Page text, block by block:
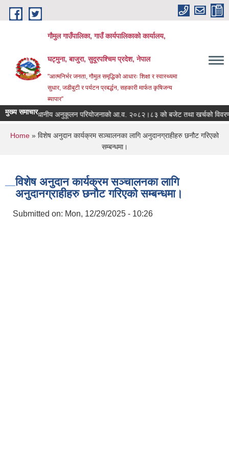
Skip to main content
गौमुल गाउँपालिका, गाउँ कार्यपालिकाको कार्यालय,
घट्मुना, बाजुरा, सुदूरपश्चिम प्रदेश, नेपाल
"आत्मनिर्भर जनता, गौमुल समृद्धिको आधारः शिक्षा र स्वास्थ्यमा
सुधार, जडीबुटी र पर्यटन प्रबर्द्धन, सहकारी मार्फत कृषिजन्य
ब्यापार”
मुख्य समाचार
परिवर्तन स्थानीय अनुकूलन परियोजनाको आ.व. २०८२।८३ को बजेट तथा खर्चको विवरण
You are here
Home » विशेष अनुदान कार्यक्रम सञ्चालनका लागि अनुदानग्राहीहरु छनौट गरिएको
सम्बन्धमा।
विशेष अनुदान कार्यक्रम सञ्चालनका लागि
अनुदानग्राहीहरु छनौट गरिएको सम्बन्धमा।
Submitted on: Mon, 12/29/2025 - 10:26